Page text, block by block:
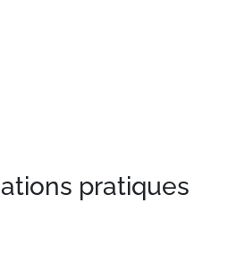
pratiques